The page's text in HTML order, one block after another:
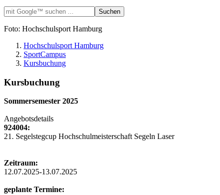
Foto: Hochschulsport Hamburg
Hochschulsport Hamburg
SportCampus
Kursbuchung
Kursbuchung
Sommersemester 2025
Angebotsdetails
924004:
21. Segelstegcup Hochschulmeisterschaft Segeln Laser
Zeitraum:
12.07.2025-13.07.2025
geplante Termine: